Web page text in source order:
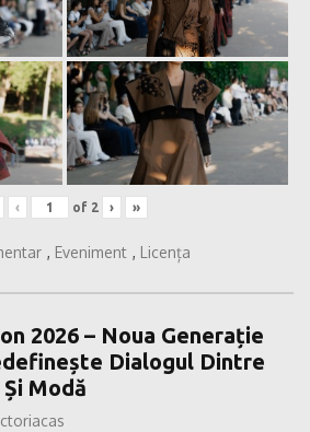
‹ of 2 › »
, Eveniment , Licența
2026 – Noua Generație
Dialogul Dintre
Modă